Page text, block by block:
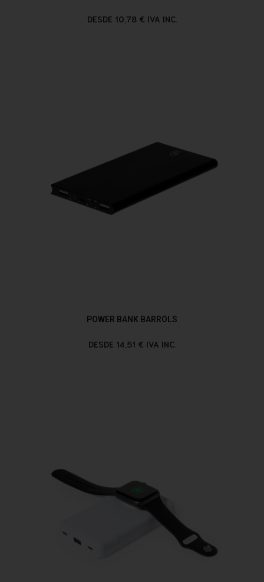
DESDE 10,78 € IVA INC.
POWER BANK BARROLS
DESDE 14,51 € IVA INC.